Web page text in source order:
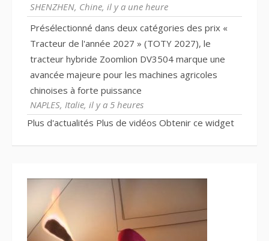
SHENZHEN, Chine, il y a une heure
Présélectionné dans deux catégories des prix «
Tracteur de l'année 2027 » (TOTY 2027), le
tracteur hybride Zoomlion DV3504 marque une
avancée majeure pour les machines agricoles
chinoises à forte puissance
NAPLES, Italie, il y a 5 heures
Plus d'actualités Plus de vidéos Obtenir ce widget